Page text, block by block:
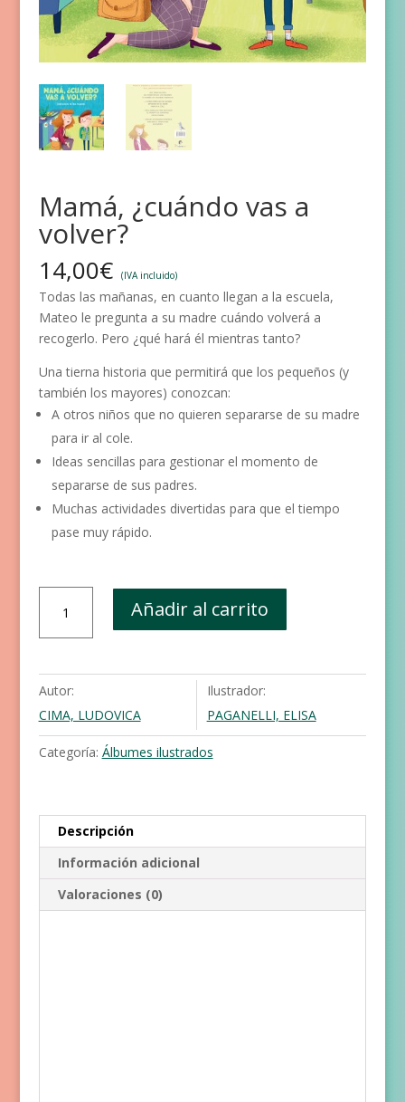
Mamá, ¿cuándo vas a
volver?
14,00€ (IVA incluido)
Todas las mañanas, en cuanto llegan a la escuela,
Mateo le pregunta a su madre cuándo volverá a
recogerlo. Pero ¿qué hará él mientras tanto?
Una tierna historia que permitirá que los pequeños (y
también los mayores) conozcan:
A otros niños que no quieren separarse de su madre
para ir al cole.
Ideas sencillas para gestionar el momento de
separarse de sus padres.
Muchas actividades divertidas para que el tiempo
pase muy rápido.
¿cuándo
vas
volver?
cantidad
Añadir al carrito
Autor:
CIMA, LUDOVICA
Ilustrador:
PAGANELLI, ELISA
Categoría: Álbumes ilustrados
Descripción
Información adicional
Valoraciones (0)